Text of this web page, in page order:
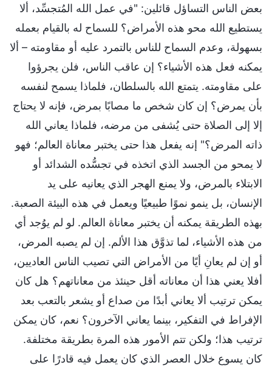
بعض الناس التساؤل قائلين: "في عمل الله المُتجسِّد، ألا
يستطيع الله محو هذه الأمراض؟ للسماح له بالقيام بعمله
بسهولة، وعدم السماح للناس بالتمرد عليه أو مقاومته – ألا
يمكنه فعل هذه الأشياء؟ إن عاقب الناس، فلن يجرؤوا
على مقاومته. يتمتع الله بالسلطان، فلماذا يسمح لنفسه
بأن يمرض؟ إن كان شخص ما مصابًا بمرض، فإنه لا يحتاج
إلا إلى الصلاة حتى يُشفى من مرضه، فلماذا يعاني الله
ذاته المرض؟" إنه يفعل هذا حتى يختبر معاناة العالم؛ فهو
لا يمحو من الجسد الذي اتخذه في تجسُّده الشدائد أو
الابتلاء بالمرض، ولا يمنع الهجر الذي يعانيه على يد
الإنسان، بل ينمو نموًا طبيعيًا ويعمل في هذه البيئة الصعبة.
بهذه الطريقة يمكنه أن يختبر معاناة العالم. لو لم يوُجد أي
من هذه الأشياء، لما تذوَّق هذا الألم. إن لم يصبه المرض،
أو إن لم يعانِ أيًا من الأمراض التي تصيب الناس العاديين،
أفلا يعني هذا أن معاناته أقل حينئذ من معاناتهم؟ هل كان
يمكن ترتيب ألا يعاني أبدًا من صداع أو يشعر بالتعب بعد
الإفراط في التفكير، بينما يعاني الآخرون؟ نعم، كان يمكن
ترتيب هذا؛ ولكن تتم الأمور هذه المرة بطريقة مختلفة.
كان يسوع خلال العصر الذي كان يعمل فيه قادرًا على